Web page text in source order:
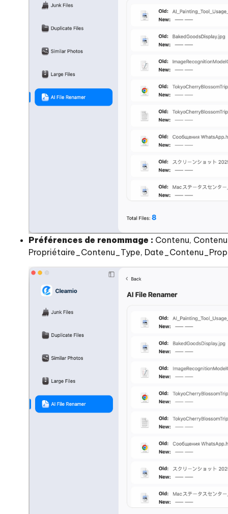
Préférences de renommage : Contenu,
Propriétaire_Contenu_Type,